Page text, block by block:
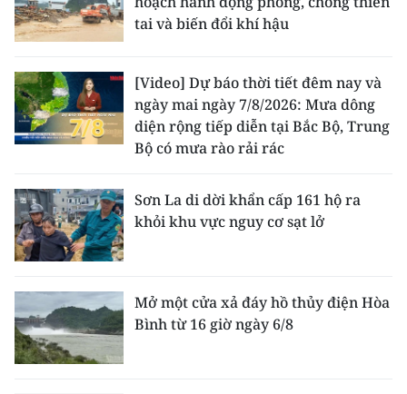
ENGLISH
FRANÇAIS
РУССКИЙ
ESPAÑOL
한국어
tai và biến đổi khí hậu
[Video] Dự báo thời tiết đêm nay và
ngày mai ngày 7/8/2026: Mưa dông
diện rộng tiếp diễn tại Bắc Bộ, Trung
Bộ có mưa rào rải rác
Sơn La di dời khẩn cấp 161 hộ ra
khỏi khu vực nguy cơ sạt lở
Mở một cửa xả đáy hồ thủy điện Hòa
Bình từ 16 giờ ngày 6/8